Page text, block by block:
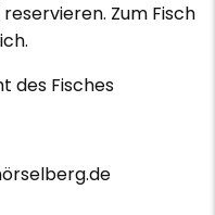
Zum Fisch
des Fisches